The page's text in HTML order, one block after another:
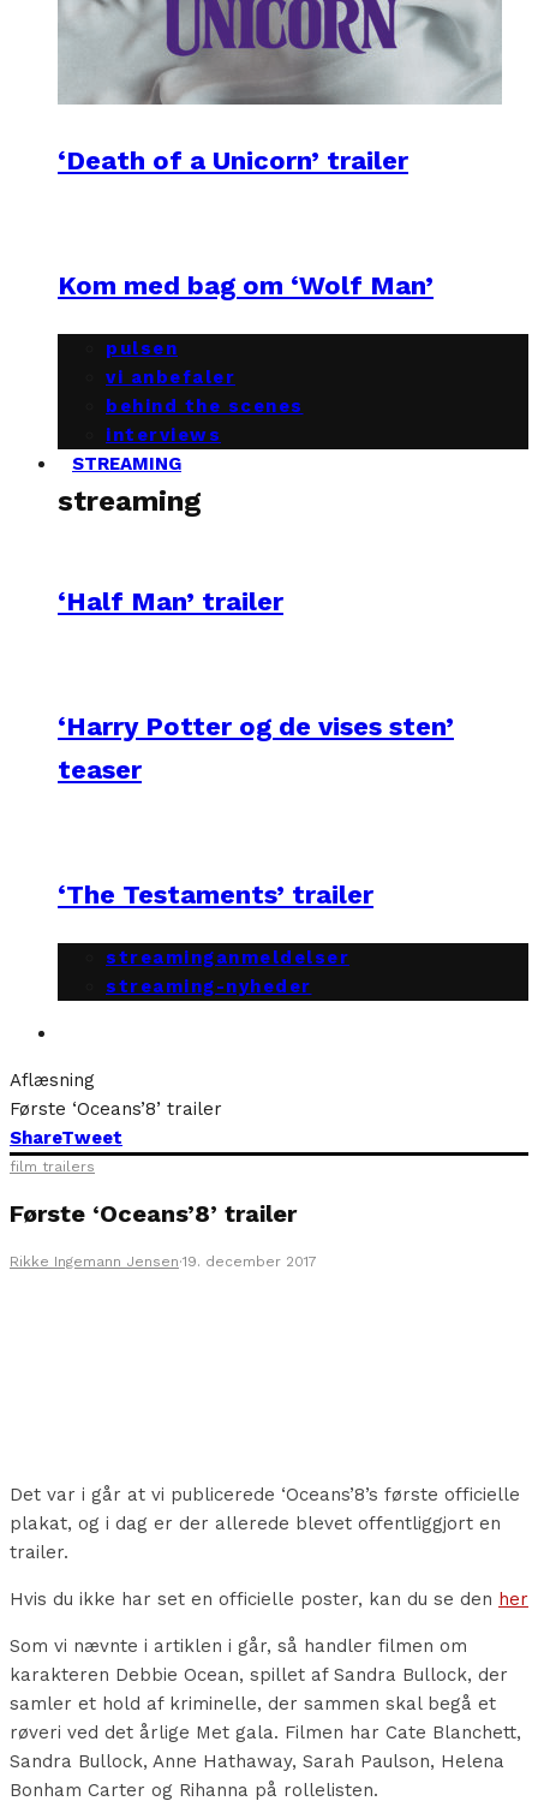
‘Death of a Unicorn’ trailer
Kom med bag om ‘Wolf Man’
pulsen
vi anbefaler
behind the scenes
interviews
STREAMING
streaming
‘Half Man’ trailer
‘Harry Potter og de vises sten’
teaser
‘The Testaments’ trailer
streaminganmeldelser
streaming-nyheder
Aflæsning
Første ‘Oceans’8’ trailer
ShareTweet
film trailers
Første ‘Oceans’8’ trailer
Rikke Ingemann Jensen·19. december 2017
Det var i går at vi publicerede ‘Oceans’8’s første officielle
plakat, og i dag er der allerede blevet offentliggjort en
trailer.
Hvis du ikke har set en officielle poster, kan du se den her
Som vi nævnte i artiklen i går, så handler filmen om
karakteren Debbie Ocean, spillet af Sandra Bullock, der
samler et hold af kriminelle, der sammen skal begå et
røveri ved det årlige Met gala. Filmen har Cate Blanchett,
Sandra Bullock, Anne Hathaway, Sarah Paulson, Helena
Bonham Carter og Rihanna på rollelisten.